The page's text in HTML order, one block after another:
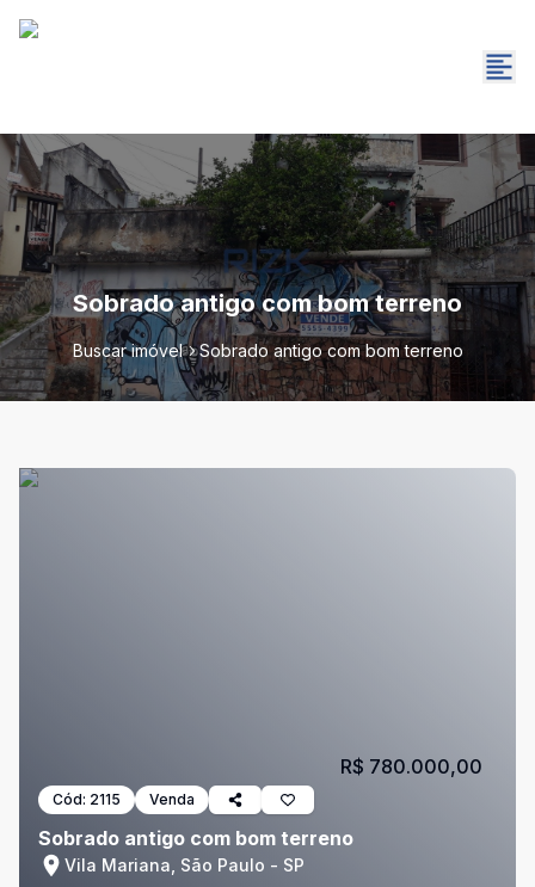
Sobrado antigo com bom terreno
Buscar imóvel Sobrado antigo com bom terreno
Cód: 2115 Venda
Sobrado antigo com bom terreno
Vila Mariana, São Paulo - SP
R$ 780.000,00